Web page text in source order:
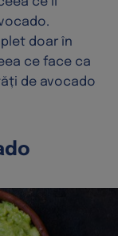
doar în
ce face ca
de avocado